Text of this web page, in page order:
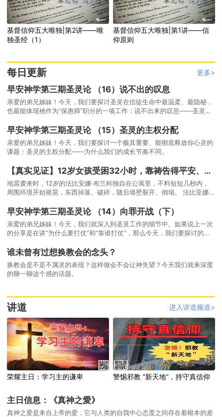
基督信仰五大唯独|第2讲——唯
独圣经（1）
基督信仰五大唯独|第1讲——信
仰原则
每日更新 更多>
早安神学第三期圣灵论 （16）说不出的叹息
亲爱的弟兄姊妹！今天，我们要探讨圣灵在信徒生命中最温柔、最隐秘，
也最能体现祂作为“保惠师”职分的一项工作：说不出来的叹息——圣灵的
早安神学第三期圣灵论 （15）圣灵的主权分配
亲爱的弟兄姊妹！今天，我们要探讨一个极其重要、能彻底释放你心灵的
课题：圣灵的主权分配——为什么我们的成长节奏不同。
【真实见证】12岁女孩受困32小时，靠祷告得平安、获救时在微笑
地震袭来时，12岁的法比安娜·布兰科独自在公寓里，不料短短几秒内，
周围环境开始摇晃，东西掉落、破碎，随后墙壁裂开、倒塌。 法比亚娜当
早安神学第三期圣灵论 （14）向罪开战（下）
亲爱的弟兄姊妹！今天，我们就深入到圣灵工作的细节中。如果说上一次
的分享是在讲“为什么要打仗”和“靠谁打仗”，那么今天，我们要探讨的
谁未曾有过想换教会的念头？
换教会是不是不属灵的表现？这样做会不会让神失望？今天我们就来深度
的聊一聊这个感的话题。
讲道 进入讲道频道>
荣耀主日：学习主的谦卑 警惕邪教 “新天地”，持守真信仰
主日信息：《真神之愛》
真神之爱是来自上帝的爱，它与人类的自我中心态度之间存在着根本的差